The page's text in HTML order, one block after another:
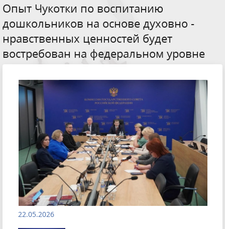
Опыт Чукотки по воспитанию
дошкольников на основе духовно -
нравственных ценностей будет
востребован на федеральном уровне
22.05.2026